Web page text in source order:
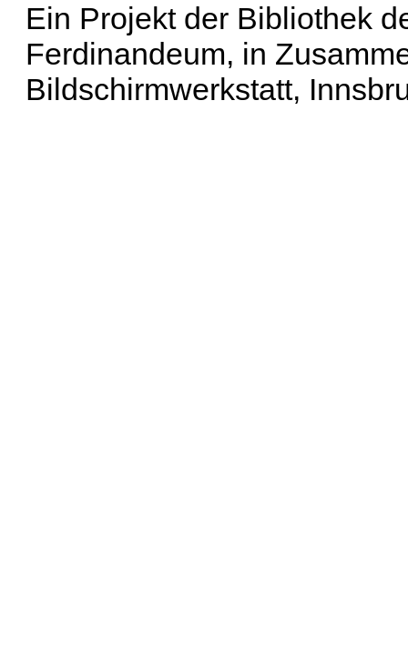
Ein Projekt der Bibliothek
Ferdinandeum, in
Bildschirmwerkstatt,